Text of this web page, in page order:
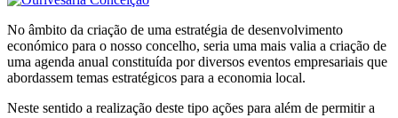
No âmbito da criação de uma estratégia de desenvolvimento
económico para o nosso concelho, seria uma mais valia a criação de
uma agenda anual constituída por diversos eventos empresariais que
abordassem temas estratégicos para a economia local.
Neste sentido a realização deste tipo ações para além de permitir a